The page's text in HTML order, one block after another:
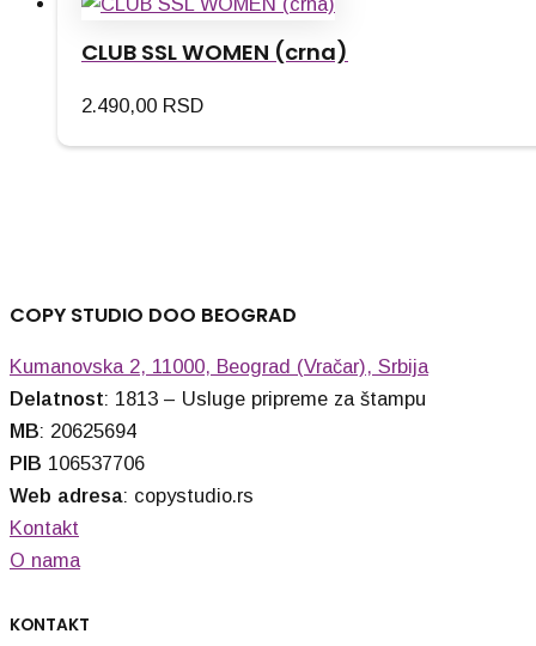
CLUB SSL WOMEN (crna)
2.490,00 RSD
COPY STUDIO DOO BEOGRAD
Kumanovska 2, 11000, Beograd (Vračar), Srbija
Delatnost: 1813 – Usluge pripreme za štampu
MB: 20625694
PIB 106537706
Web adresa: copystudio.rs
Kontakt
O nama
KONTAKT